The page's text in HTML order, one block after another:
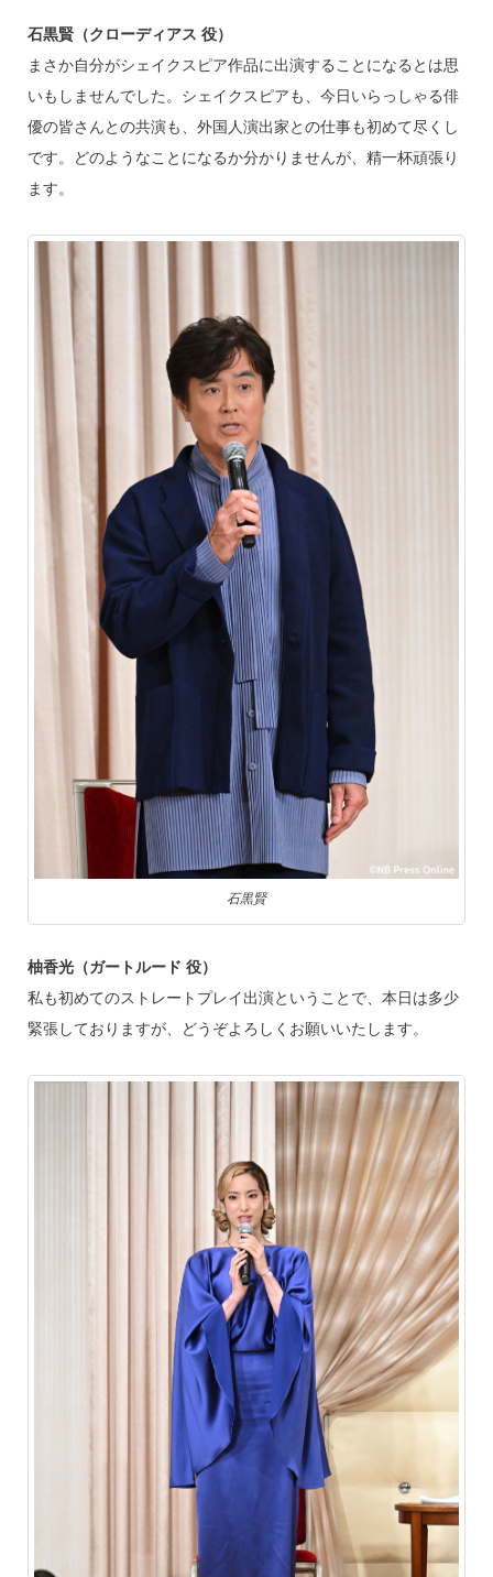
石黒賢（クローディアス 役）
まさか自分がシェイクスピア作品に出演することになるとは思
いもしませんでした。シェイクスピアも、今日いらっしゃる俳
優の皆さんとの共演も、外国人演出家との仕事も初めて尽くし
です。どのようなことになるか分かりませんが、精一杯頑張り
ます。
石黒賢
柚香光（ガートルード 役）
私も初めてのストレートプレイ出演ということで、本日は多少
緊張しておりますが、どうぞよろしくお願いいたします。